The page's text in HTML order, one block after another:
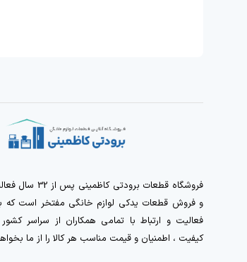
فروشگاه قطعات
و فروش قطعات یدکی لوازم خانگی مفتخر است که
فعالیت و ارتباط با تمامی همکاران از سراسر
کیفیت ، اطمنیان و قیمت مناسب هر کالا را از ما